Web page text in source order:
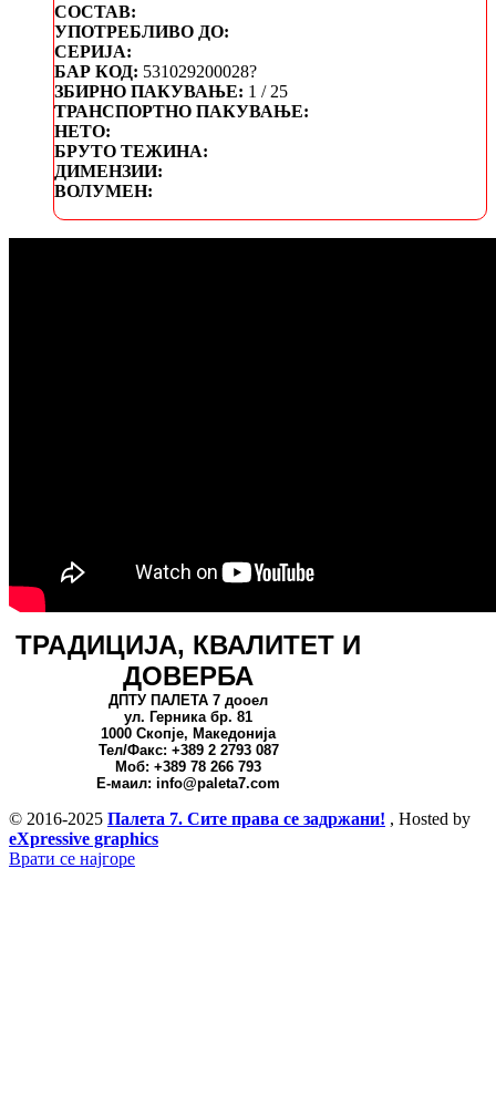
СОСТАВ:
УПОТРЕБЛИВО ДО:
СЕРИЈА:
БАР КОД: 531029200028?
ЗБИРНО ПАКУВАЊЕ: 1 / 25
ТРАНСПОРТНО ПАКУВАЊЕ:
НЕТО:
БРУТО ТЕЖИНА:
ДИМЕНЗИИ:
ВОЛУМЕН:
ТРАДИЦИЈА, КВАЛИТЕТ И
ДОВЕРБА
ДПТУ ПАЛЕТА 7 дооел
ул. Герника бр. 81
1000 Скопје, Македонија
Тел/Факс: +389 2 2793 087
Моб: +389 78 266 793
Е-маил: info@paleta7.com
© 2016-2025 Палета 7. Сите права се задржани! , Hosted by
eXpressive graphics
Врати се најгоре